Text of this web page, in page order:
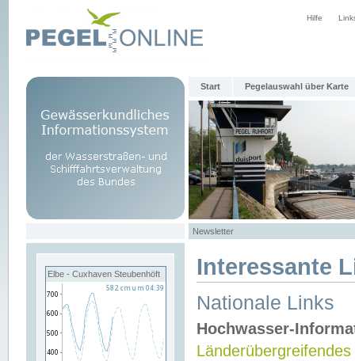
Hilfe
Start Pegelauswahl über Karte
Newsletter
Elbe - Cuxhaven Steubenhöft Interessante
Nationale Links
Hochwasser-